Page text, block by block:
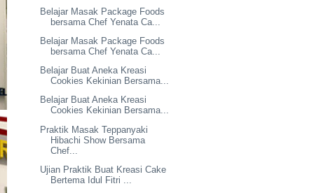
Belajar Masak Package Foods
bersama Chef Yenata Ca...
Belajar Masak Package Foods
bersama Chef Yenata Ca...
Belajar Buat Aneka Kreasi
Cookies Kekinian Bersama...
Belajar Buat Aneka Kreasi
Cookies Kekinian Bersama...
Praktik Masak Teppanyaki
Hibachi Show Bersama
Chef...
Ujian Praktik Buat Kreasi Cake
Bertema Idul Fitri ...